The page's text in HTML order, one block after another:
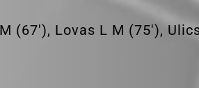
(67′), Lovas L M (75′),